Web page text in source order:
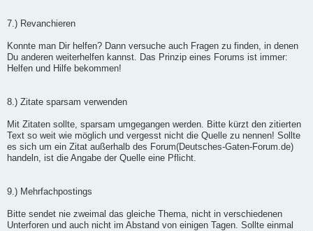
7.) Revanchieren
Konnte man Dir helfen? Dann versuche auch Fragen zu finden, in denen
Du anderen weiterhelfen kannst. Das Prinzip eines Forums ist immer:
Helfen und Hilfe bekommen!
8.) Zitate sparsam verwenden
Mit Zitaten sollte, sparsam umgegangen werden. Bitte kürzt den zitierten
Text so weit wie möglich und vergesst nicht die Quelle zu nennen! Sollte
es sich um ein Zitat außerhalb des Forum(Deutsches-Gaten-Forum.de)
handeln, ist die Angabe der Quelle eine Pflicht.
9.) Mehrfachpostings
Bitte sendet nie zweimal das gleiche Thema, nicht in verschiedenen
Unterforen und auch nicht im Abstand von einigen Tagen. Sollte einmal